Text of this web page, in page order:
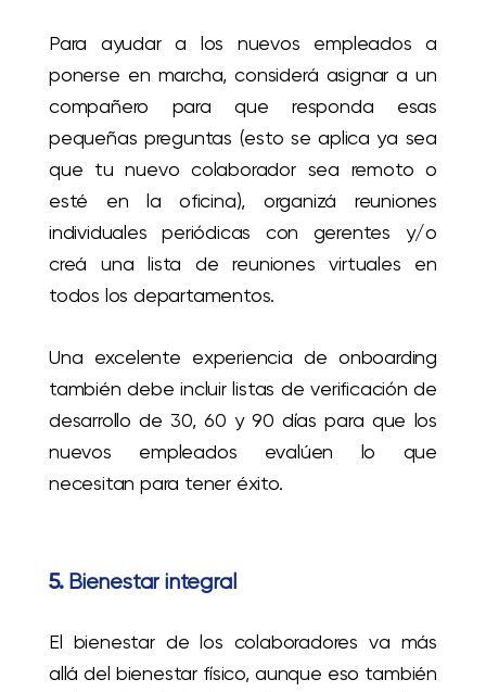
Para ayudar a los nuevos empleados a
ponerse en marcha, considerá asignar a un
compañero para que responda esas
pequeñas preguntas (esto se aplica ya sea
que tu nuevo colaborador sea remoto o
esté en la oficina), organizá reuniones
individuales periódicas con gerentes y/o
creá una lista de reuniones virtuales en
todos los departamentos.
Una excelente experiencia de onboarding
también debe incluir listas de verificación de
desarrollo de 30, 60 y 90 días para que los
nuevos empleados evalúen lo que
necesitan para tener éxito.
5. Bienestar integral
El bienestar de los colaboradores va más
allá del bienestar físico, aunque eso también